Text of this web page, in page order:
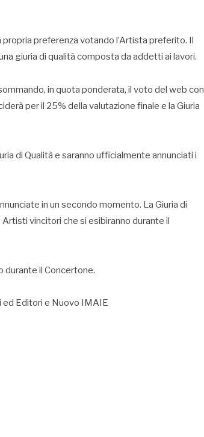
preferenza votando l’Artista preferito. Il
giuria di qualità composta da addetti ai lavori.
in quota ponderata, il voto del web con
per il 25% della valutazione finale e la Giuria
di Qualità e saranno ufficialmente annunciati i
in un secondo momento. La Giuria di
vincitori che si esibiranno durante il
durante il Concertone.
ed Editori e Nuovo IMAIE